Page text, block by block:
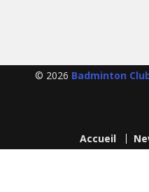
© 2026 Badminton
Accueil